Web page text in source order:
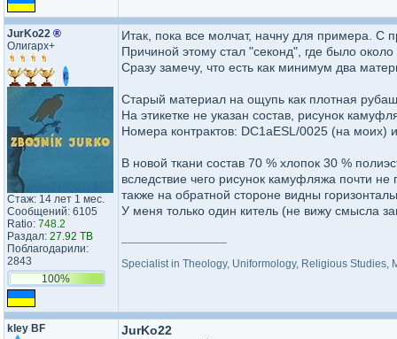
JurKo22 ®
Олигарх+
Стаж: 14 лет 1 мес.
Сообщений: 6105
Ratio: 748.2
Раздал: 27.92 TB
Поблагодарили:
2843
100%
Итак, пока все молчат, начну для примера.
Причиной этому стал "секонд", где было
Сразу замечу, что есть как минимум два
Старый материал на ощупь как плотная
На этикетке не указан состав, рисунок
Номера контрактов: DC1aESL/0025 (на моих)
В новой ткани состав 70 % хлопок 30 %
вследствие чего рисунок камуфляжа почти
также на обратной стороне видны
У меня только один китель (не вижу смысла
Specialist in Theology, Uniformology, Religious
kley BF
JurKo22